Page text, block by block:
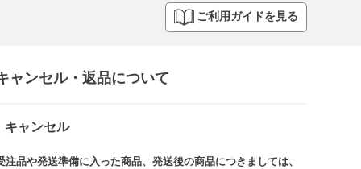
ご利用ガイドを見る
ャンセル・返品について​
キャンセル
注品や発送準備に入った商品、発送後の商品につきましては、